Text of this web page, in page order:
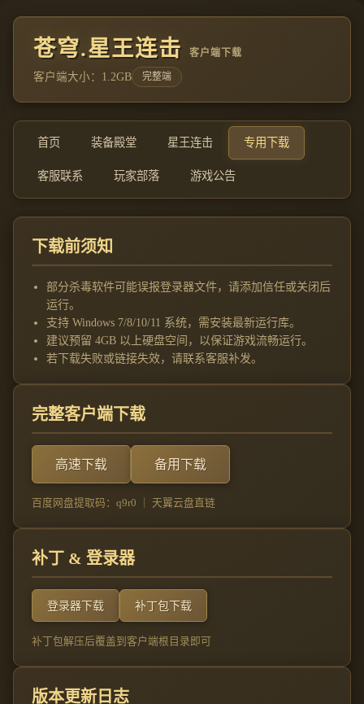
苍穹.星王连击 客户端下载
客户端大小：1.2GB 完整端
首页 装备殿堂 星王连击 专用下载
客服联系 玩家部落 游戏公告
下载前须知
部分杀毒软件可能误报登录器文件，请添加信任或关闭后
运行。
支持 Windows 7/8/10/11 系统，需安装最新运行库。
建议预留 4GB 以上硬盘空间，以保证游戏流畅运行。
若下载失败或链接失效，请联系客服补发。
完整客户端下载
高速下载 备用下载
百度网盘提取码：q9r0 ｜ 天翼云盘直链
补丁 & 登录器
登录器下载 补丁包下载
补丁包解压后覆盖到客户端根目录即可
版本更新日志